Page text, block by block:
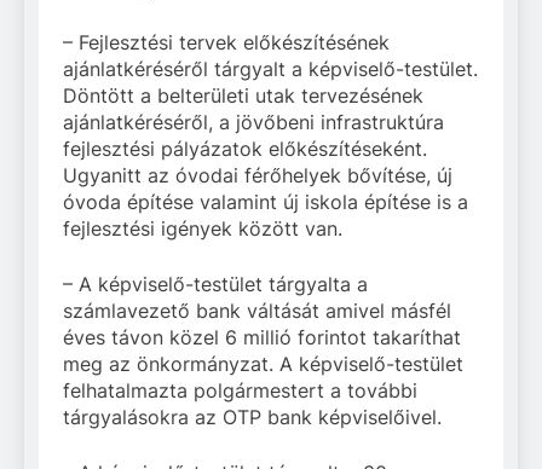
– Fejlesztési tervek előkészítésének
ajánlatkéréséről tárgyalt a képviselő-testület.
Döntött a belterületi utak tervezésének
ajánlatkéréséről, a jövőbeni infrastruktúra
fejlesztési pályázatok előkészítéseként.
Ugyanitt az óvodai férőhelyek bővítése, új
óvoda építése valamint új iskola építése is a
fejlesztési igények között van.
– A képviselő-testület tárgyalta a
számlavezető bank váltását amivel másfél
éves távon közel 6 millió forintot takaríthat
meg az önkormányzat. A képviselő-testület
felhatalmazta polgármestert a további
tárgyalásokra az OTP bank képviselőivel.